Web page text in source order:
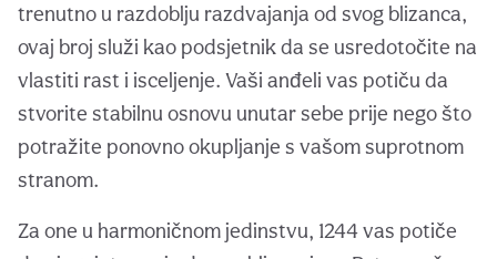
trenutno u razdoblju razdvajanja od svog blizanca,
ovaj broj služi kao podsjetnik da se usredotočite na
vlastiti rast i isceljenje. Vaši anđeli vas potiču da
stvorite stabilnu osnovu unutar sebe prije nego što
potražite ponovno okupljanje s vašom suprotnom
stranom.
Za one u harmoničnom jedinstvu, 1244 vas potiče